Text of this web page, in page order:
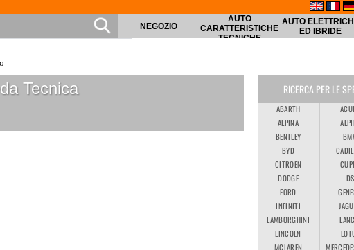
NEGOZIO
AUTO
CARATTERISTICHE
TECNICHE
AUTO
ED IBRIDE
Tecnica RICERCA PER LE
ABARTH
ALPINA
BENTLEY
BYD
CITROEN
DODGE
DS
FORD
INFINITI
LAMBORGHINI
LINCOLN
MCLAREN